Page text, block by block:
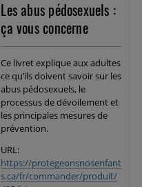
Les abus pédosexuels :
ça vous concerne
Ce livret explique aux adultes
ce qu’ils doivent savoir sur les
abus pédosexuels, le
processus de dévoilement et
les principales mesures de
prévention.
URL:
https://protegeonsnosenfant
s.ca/fr/commander/produit/